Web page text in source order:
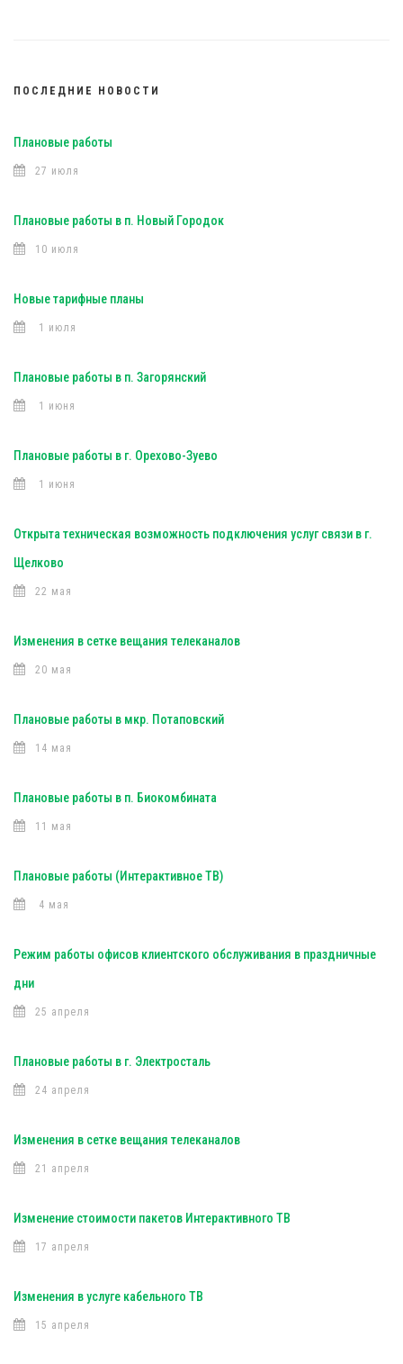
ПОСЛЕДНИЕ НОВОСТИ
Плановые работы
27 июля
Плановые работы в п. Новый Городок
10 июля
Новые тарифные планы
1 июля
Плановые работы в п. Загорянский
1 июня
Плановые работы в г. Орехово-Зуево
1 июня
Открыта техническая возможность подключения услуг связи в г.
Щелково
22 мая
Изменения в сетке вещания телеканалов
20 мая
Плановые работы в мкр. Потаповский
14 мая
Плановые работы в п. Биокомбината
11 мая
Плановые работы (Интерактивное ТВ)
4 мая
Режим работы офисов клиентского обслуживания в праздничные
дни
25 апреля
Плановые работы в г. Электросталь
24 апреля
Изменения в сетке вещания телеканалов
21 апреля
Изменение стоимости пакетов Интерактивного ТВ
17 апреля
Изменения в услуге кабельного ТВ
15 апреля